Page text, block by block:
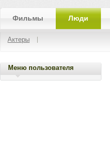
Фильмы Люди
Актеры
Меню пользователя